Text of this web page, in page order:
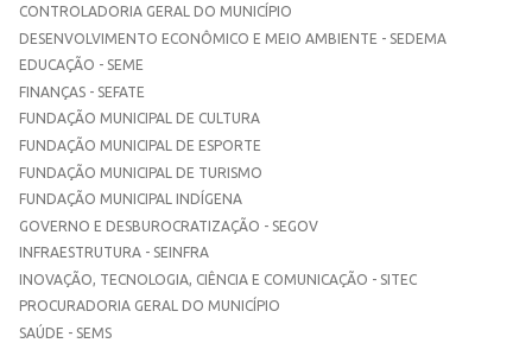
CONTROLADORIA GERAL DO MUNICÍPIO
DESENVOLVIMENTO ECONÔMICO E MEIO AMBIENTE - SEDEMA
EDUCAÇÃO - SEME
FINANÇAS - SEFATE
FUNDAÇÃO MUNICIPAL DE CULTURA
FUNDAÇÃO MUNICIPAL DE ESPORTE
FUNDAÇÃO MUNICIPAL DE TURISMO
FUNDAÇÃO MUNICIPAL INDÍGENA
GOVERNO E DESBUROCRATIZAÇÃO - SEGOV
INFRAESTRUTURA - SEINFRA
INOVAÇÃO, TECNOLOGIA, CIÊNCIA E COMUNICAÇÃO - SITEC
PROCURADORIA GERAL DO MUNICÍPIO
SAÚDE - SEMS